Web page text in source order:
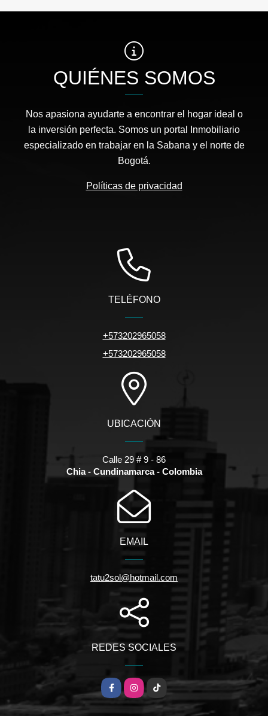
QUIÉNES SOMOS
Nos apasiona ayudarte a encontrar el hogar ideal o
la inversión perfecta. Somos un portal Inmobiliario
especializado en trabajar en la Sabana y el norte de
Bogotá.
Políticas de privacidad
TELÉFONO
+573202965058
+573202965058
UBICACIÓN
Calle 29 # 9 - 86
Chia - Cundinamarca - Colombia
EMAIL
tatu2sol@hotmail.com
REDES SOCIALES
FacebookInstagramTikTok